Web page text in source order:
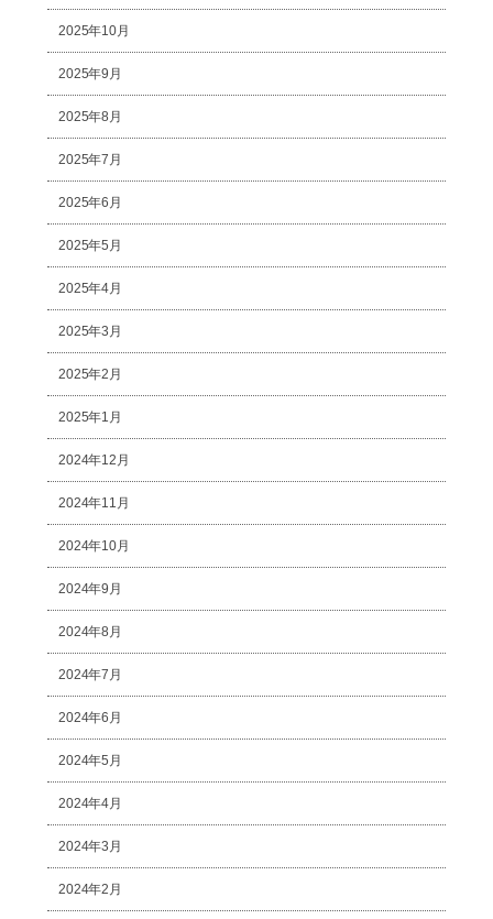
2025年10月
2025年9月
2025年8月
2025年7月
2025年6月
2025年5月
2025年4月
2025年3月
2025年2月
2025年1月
2024年12月
2024年11月
2024年10月
2024年9月
2024年8月
2024年7月
2024年6月
2024年5月
2024年4月
2024年3月
2024年2月